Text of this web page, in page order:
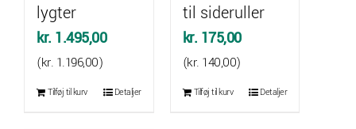
lygter
kr. 1.495,00
(kr. 1.196,00)
Tilføj til kurv Detaljer
til sideruller
kr. 175,00
(kr. 140,00)
Tilføj til kurv Detaljer